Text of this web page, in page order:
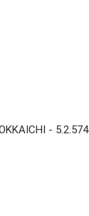
- 5.2.574